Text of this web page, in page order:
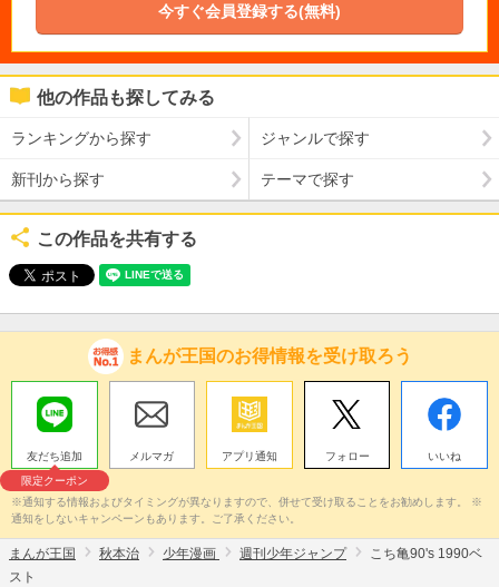
今すぐ会員登録する(無料)
他の作品も探してみる
ランキングから探す ジャンルで探す
新刊から探す テーマで探す
この作品を共有する
まんが王国のお得情報を受け取ろう
友だち追加
限定クーポン
メルマガ アプリ通知 フォロー いいね
※通知する情報およびタイミングが異なりますので、併せて受け取ることをお勧めします。 ※
通知をしないキャンペーンもあります。ご了承ください。
まんが王国 秋本治 少年漫画 週刊少年ジャンプ
こち亀90's 1990ベ
スト